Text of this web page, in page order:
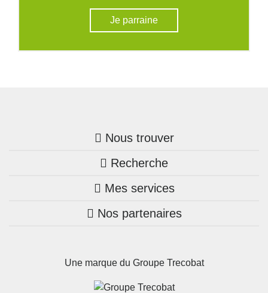
Je parraine
Nous trouver
Trouver une agence
Bretagne
Pays de la Loire
Occitanie
Recherche
Nos annonces
Maison + terrain
Mes services
Mon compte Trecobois
Parrainez un proche!
Nos partenaires
Une marque du Groupe Trecobat